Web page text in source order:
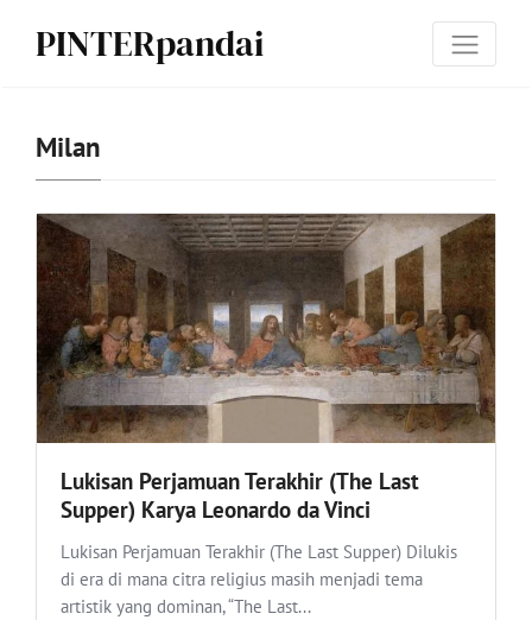
PINTERpandai
Milan
Lukisan Perjamuan Terakhir (The Last
Supper) Karya Leonardo da Vinci
Lukisan Perjamuan Terakhir (The Last Supper) Dilukis
di era di mana citra religius masih menjadi tema
artistik yang dominan, “The Last...